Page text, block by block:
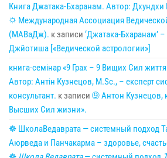
Книга Джатака-Бхаранам. Автор: Дхундхи
🌣 Международная Ассоциация
(МАВаДж). к записи ‘Джатака-Бхаранам’
Джйотиша [«Ведической астрологии»]
книга-семінар «9 Грах – 9 Вищих Сил
Автор: Антін Кузнецов, M.Sc., – експерт
консультант. к записи ➈ Антон Кузнецов,
Высших Сил жизни».
☸ ШколаВедаврата — системный подход
Аюрведа и Панчакарма – здоровье,